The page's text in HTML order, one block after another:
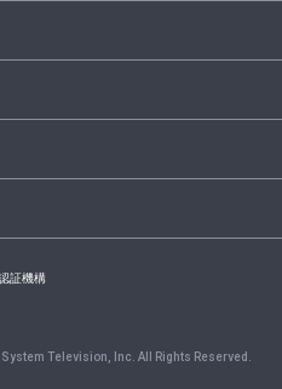
証機構
Television, Inc. All Rights Reserved.